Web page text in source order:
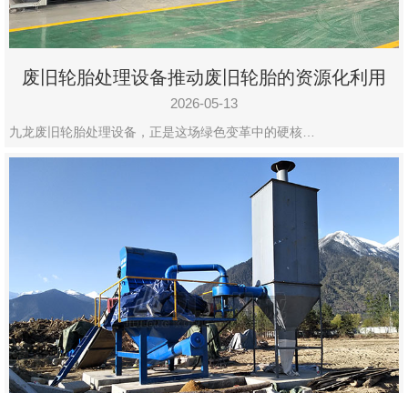
废旧轮胎处理设备推动废旧轮胎的资源化利用
2026-05-13
九龙废旧轮胎处理设备，正是这场绿色变革中的硬核…